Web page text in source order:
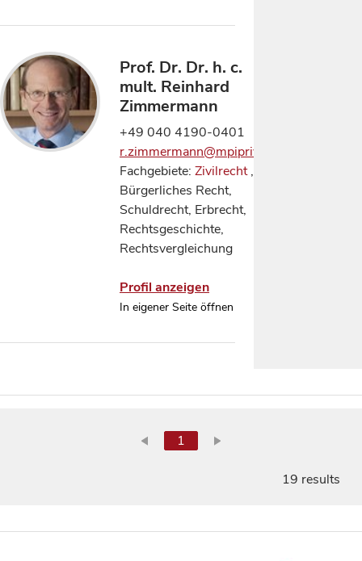
Prof. Dr. Dr. h. c.
mult. Reinhard
Zimmermann
+49 040 4190-0401
r.zimmermann@mpipriv.de
Fachgebiete: Zivilrecht,
Bürgerliches Recht,
Schuldrecht, Erbrecht,
Rechtsgeschichte,
Rechtsvergleichung
Profil anzeigen
In eigener Seite öffnen
1
19 results